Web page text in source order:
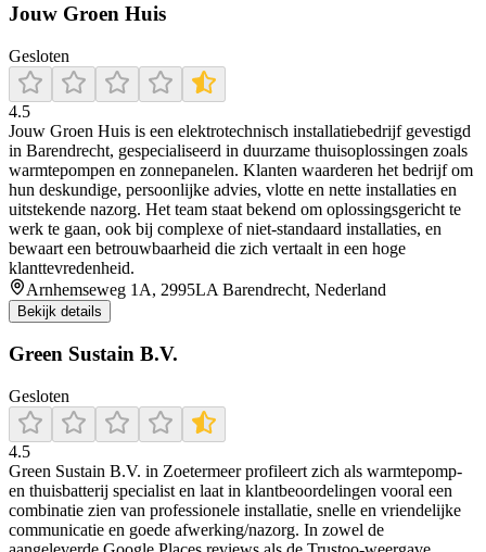
Jouw Groen Huis
Gesloten
4.5
Jouw Groen Huis is een elektrotechnisch installatiebedrijf gevestigd
in Barendrecht, gespecialiseerd in duurzame thuisoplossingen zoals
warmtepompen en zonnepanelen. Klanten waarderen het bedrijf om
hun deskundige, persoonlijke advies, vlotte en nette installaties en
uitstekende nazorg. Het team staat bekend om oplossingsgericht te
werk te gaan, ook bij complexe of niet-standaard installaties, en
bewaart een betrouwbaarheid die zich vertaalt in een hoge
klanttevredenheid.
Arnhemseweg 1A, 2995LA Barendrecht, Nederland
Bekijk details
Green Sustain B.V.
Gesloten
4.5
Green Sustain B.V. in Zoetermeer profileert zich als warmtepomp-
en thuisbatterij specialist en laat in klantbeoordelingen vooral een
combinatie zien van professionele installatie, snelle en vriendelijke
communicatie en goede afwerking/nazorg. In zowel de